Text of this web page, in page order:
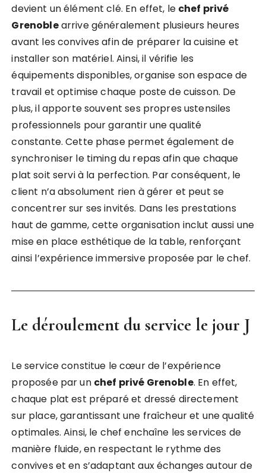
devient un élément clé. En effet, le chef privé
Grenoblearrive généralement plusieurs heures
avant les convives afin de préparer la cuisine et
installer son matériel. Ainsi, il vérifie les
équipements disponibles, organise son espace de
travail et optimise chaque poste de cuisson. De
plus, il apporte souvent ses propres ustensiles
professionnels pour garantir une qualité
constante. Cette phase permet également de
synchroniser le timing du repas afin que chaque
plat soit servi à la perfection. Par conséquent, le
client n’a absolument rien à gérer et peut se
concentrer sur ses invités. Dans les prestations
haut de gamme, cette organisation inclut aussi une
mise en place esthétique de la table, renforçant
ainsi l’expérience immersive proposée par le chef.
Le déroulement du service le jour J
Le service constitue le cœur de l’expérience
proposée par un chef privé Grenoble. En effet,
chaque plat est préparé et dressé directement
sur place, garantissant une fraîcheur et une qualité
optimales. Ainsi, le chef enchaîne les services de
manière fluide, en respectant le rythme des
convives et en s’adaptant aux échanges autour de